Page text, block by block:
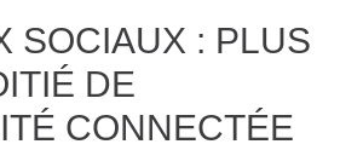
SOCIAUX : PLUS
DE
CONNECTÉE